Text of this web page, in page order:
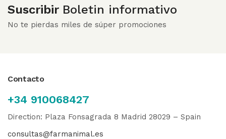
Suscribir Boletin informativo
No te pierdas miles de súper promociones
Contacto
+34 910068427
Direction: Plaza Fonsagrada 8 Madrid 28029 – Spain
consultas@farmanimal.es